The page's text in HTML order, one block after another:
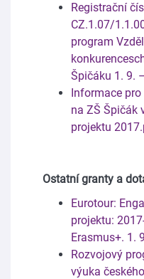
Registrační
CZ.1.07/
program
Špičáku 1. 9.
Informace
na ZŠ Špičák
projektu
Ostatní granty a
Eurotour:
projektu:
Erasmus+. 1.
Rozvojový
výuka